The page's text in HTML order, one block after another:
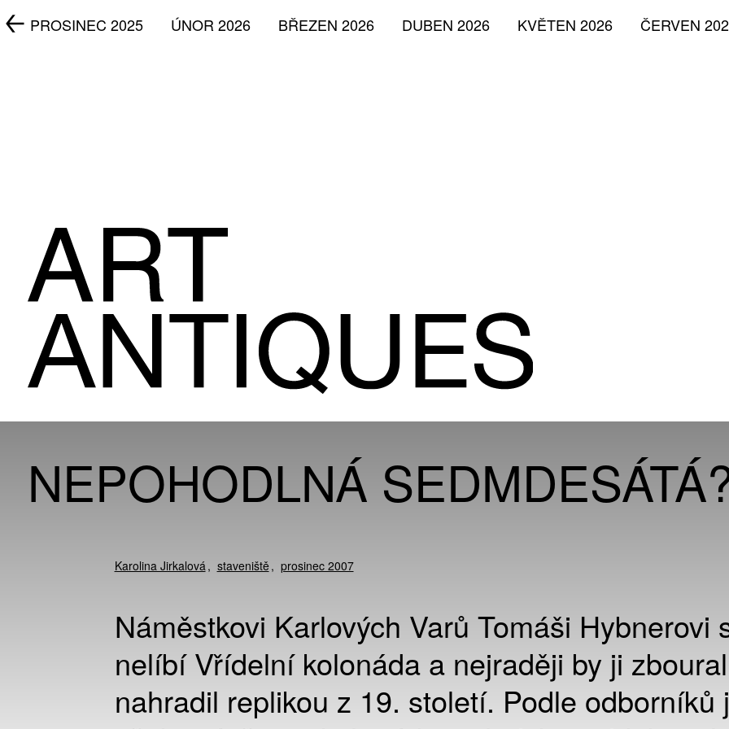
ČERVEN
KVĚTEN 2026
DUBEN 2026
BŘEZEN 2026
ÚNOR 2026
PROSINEC 2025
NEPOHODLNÁ
Karolina Jirkalová staveniště prosinec 2007
Náměstkovi Karlových Varů Tomáši Hybnerovi
nelíbí Vřídelní kolonáda a nejraději by ji
nahradil replikou z 19. století. Podle odborníků